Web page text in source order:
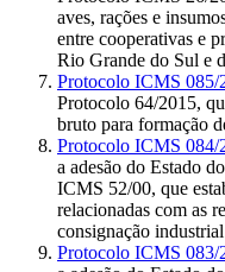
aves, rações e
entre cooperativas e
Rio Grande do Sul e
Protocolo ICMS 085/
Protocolo 64/2015,
bruto para formação
Protocolo ICMS 084/
a adesão do Estado
ICMS 52/00, que
relacionadas com as
consignação
Protocolo ICMS 083/